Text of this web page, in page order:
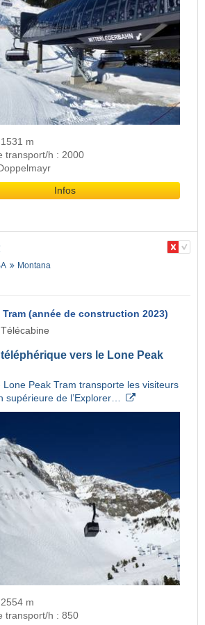
m
transport/h : 2000
Infos
Montana
Tram (année de construction 2023)
vers le Lone Peak
Lone Peak Tram transporte les visiteurs
supérieure de l’Explorer…
2554 m
transport/h : 850